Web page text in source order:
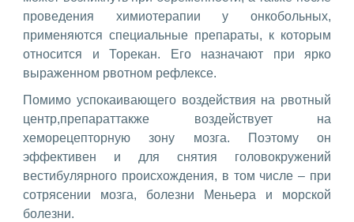
проведения химиотерапии у онкобольных,
применяются специальные препараты, к которым
относится и Торекан. Его назначают при ярко
выраженном рвотном рефлексе.
Помимо успокаивающего воздействия на рвотный
центр,препараттакже воздействует на
хеморецепторную зону мозга. Поэтому он
эффективен и для снятия головокружений
вестибулярного происхождения, в том числе – при
сотрясении мозга, болезни Меньера и морской
болезни.